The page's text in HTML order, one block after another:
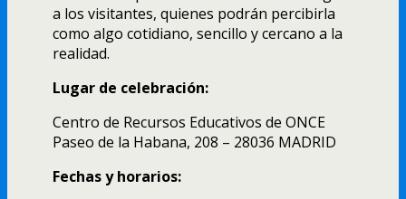
a los visitantes, quienes podrán percibirla
como algo cotidiano, sencillo y cercano a la
realidad.
Lugar de celebración:
Centro de Recursos Educativos de ONCE
Paseo de la Habana, 208 – 28036 MADRID
Fechas y horarios: